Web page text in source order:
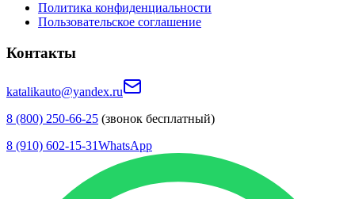
Политика конфиденциальности
Пользовательское соглашение
Контакты
katalikauto@yandex.ru
8 (800) 250-66-25 (звонок бесплатный)
8 (910) 602-15-31WhatsApp